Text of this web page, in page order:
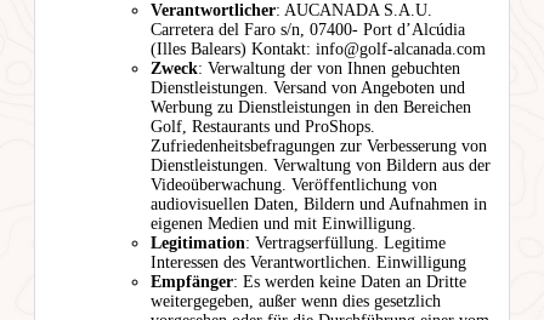
Verantwortlicher: AUCANADA S.A.U.
Carretera del Faro s/n, 07400- Port d’Alcúdia
(Illes Balears) Kontakt: info@golf-alcanada.com
Zweck: Verwaltung der von Ihnen gebuchten
Dienstleistungen. Versand von Angeboten und
Werbung zu Dienstleistungen in den Bereichen
Golf, Restaurants und ProShops.
Zufriedenheitsbefragungen zur Verbesserung von
Dienstleistungen. Verwaltung von Bildern aus der
Videoüberwachung. Veröffentlichung von
audiovisuellen Daten, Bildern und Aufnahmen in
eigenen Medien und mit Einwilligung.
Legitimation: Vertragserfüllung. Legitime
Interessen des Verantwortlichen. Einwilligung
Empfänger: Es werden keine Daten an Dritte
weitergegeben, außer wenn dies gesetzlich